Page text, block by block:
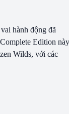
hành động đã
Edition này
Wilds, với các